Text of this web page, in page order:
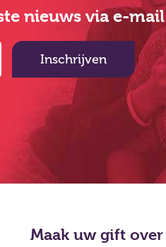
nieuws via e-mail
Inschrijven
Maak uw gift over